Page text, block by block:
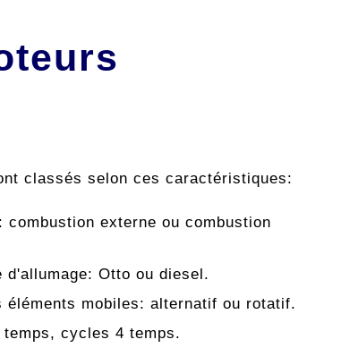
classés selon ces caractéristiques:
externe ou combustion
Otto ou diesel.
éléments mobiles: alternatif ou rotatif.
cycles 4 temps.